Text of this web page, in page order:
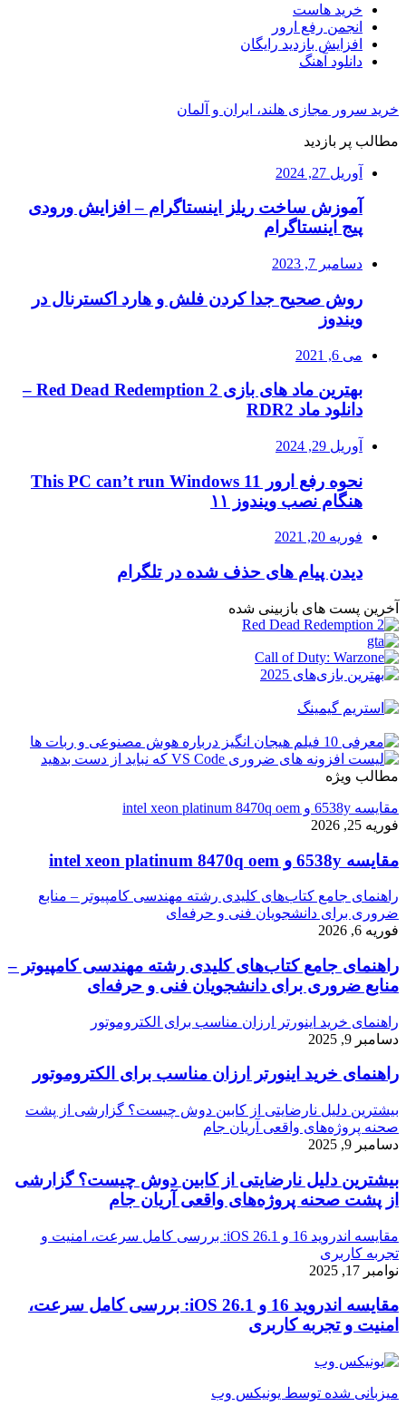
خرید هاست
انجمن رفع ارور
افزایش بازدید رایگان
دانلود آهنگ
خرید سرور مجازی هلند، ایران و آلمان
مطالب پر بازدید
آوریل 27, 2024
آموزش ساخت ریلز اینستاگرام – افزایش ورودی
پیج اینستاگرام
دسامبر 7, 2023
روش صحیح جدا کردن فلش و هارد اکسترنال در
ویندوز
می 6, 2021
بهترین ماد های بازی Red Dead Redemption 2 –
دانلود ماد RDR2
آوریل 29, 2024
نحوه رفع ارور This PC can’t run Windows 11
هنگام نصب ویندوز ۱۱
فوریه 20, 2021
دیدن پیام های حذف شده در تلگرام
آخرین پست های بازبینی شده
مطالب ویژه
مقایسه 6538y و intel xeon platinum 8470q oem
فوریه 25, 2026
مقایسه 6538y و intel xeon platinum 8470q oem
راهنمای جامع کتاب‌های کلیدی رشته مهندسی کامپیوتر – منابع
ضروری برای دانشجویان فنی و حرفه‌ای
فوریه 6, 2026
راهنمای جامع کتاب‌های کلیدی رشته مهندسی کامپیوتر –
منابع ضروری برای دانشجویان فنی و حرفه‌ای
راهنمای خرید اینورتر ارزان مناسب برای الکتروموتور
دسامبر 9, 2025
راهنمای خرید اینورتر ارزان مناسب برای الکتروموتور
بیشترین دلیل نارضایتی از کابین دوش چیست؟ گزارشی از پشت
صحنه پروژه‌های واقعی آریان جام
دسامبر 9, 2025
بیشترین دلیل نارضایتی از کابین دوش چیست؟ گزارشی
از پشت صحنه پروژه‌های واقعی آریان جام
مقایسه اندروید 16 و iOS 26.1: بررسی کامل سرعت، امنیت و
تجربه کاربری
نوامبر 17, 2025
مقایسه اندروید 16 و iOS 26.1: بررسی کامل سرعت،
امنیت و تجربه کاربری
میزبانی شده توسط یونیکس وب